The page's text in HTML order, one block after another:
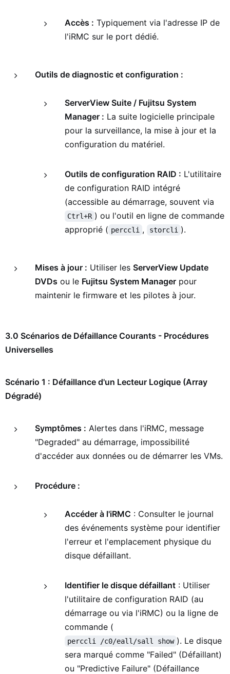
Accès : Typiquement via l'adresse IP de
l'iRMC sur le port dédié.
Outils de diagnostic et configuration :
ServerView Suite / Fujitsu System
Manager : La suite logicielle principale
pour la surveillance, la mise à jour et la
configuration du matériel.
Outils de configuration RAID : L'utilitaire
de configuration RAID intégré
(accessible au démarrage, souvent via
Ctrl+R ) ou l'outil en ligne de commande
approprié ( perccli , storcli ).
Mises à jour : Utiliser les ServerView Update
DVDs ou le Fujitsu System Manager pour
maintenir le firmware et les pilotes à jour.
3.0 Scénarios de Défaillance Courants - Procédures
Universelles
Scénario 1 : Défaillance d'un Lecteur Logique (Array
Dégradé)
Symptômes : Alertes dans l'iRMC, message
"Degraded" au démarrage, impossibilité
d'accéder aux données ou de démarrer les VMs.
Procédure :
Accéder à l'iRMC : Consulter le journal
des événements système pour identifier
l'erreur et l'emplacement physique du
disque défaillant.
Identifier le disque défaillant : Utiliser
l'utilitaire de configuration RAID (au
démarrage ou via l'iRMC) ou la ligne de
commande (
perccli /c0/eall/sall show ). Le disque
sera marqué comme "Failed" (Défaillant)
ou "Predictive Failure" (Défaillance